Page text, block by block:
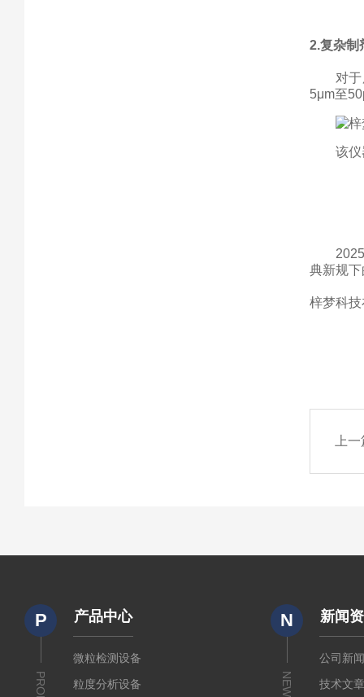
2.复杂制
对
5μm至
该
典新规
梓梦科
上
P 产品中心
微粒检测设备
粒度分析设备
N
NEWS
新闻
公司新
技术文